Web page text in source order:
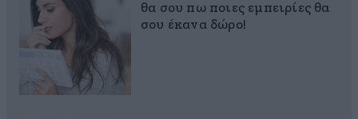
θα σου πω ποιες εμπειρίες θα
σου έκανα δώρο!